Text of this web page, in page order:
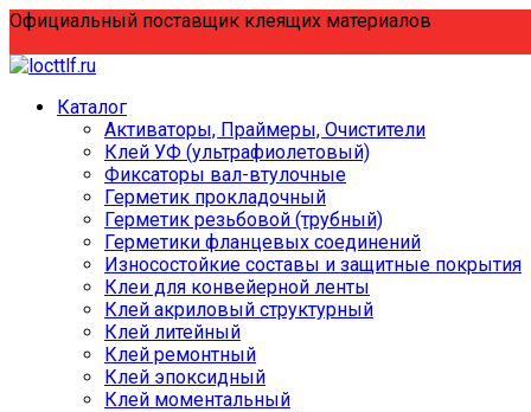
Перейти
содержанию
Официальный поставщик клеящих материалов
Каталог
Активаторы, Праймеры, Очистители
Клей УФ (ультрафиолетовый)
Фиксаторы вал-втулочные
Герметик прокладочный
Герметик резьбовой (трубный)
Герметики фланцевых соединений
Износостойкие составы и защитные покрытия
Клеи для конвейерной ленты
Клей акриловый структурный
Клей литейный
Клей ремонтный
Клей эпоксидный
Клей моментальный